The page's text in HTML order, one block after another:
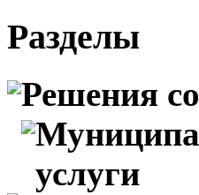
Разделы
Решения
услуги